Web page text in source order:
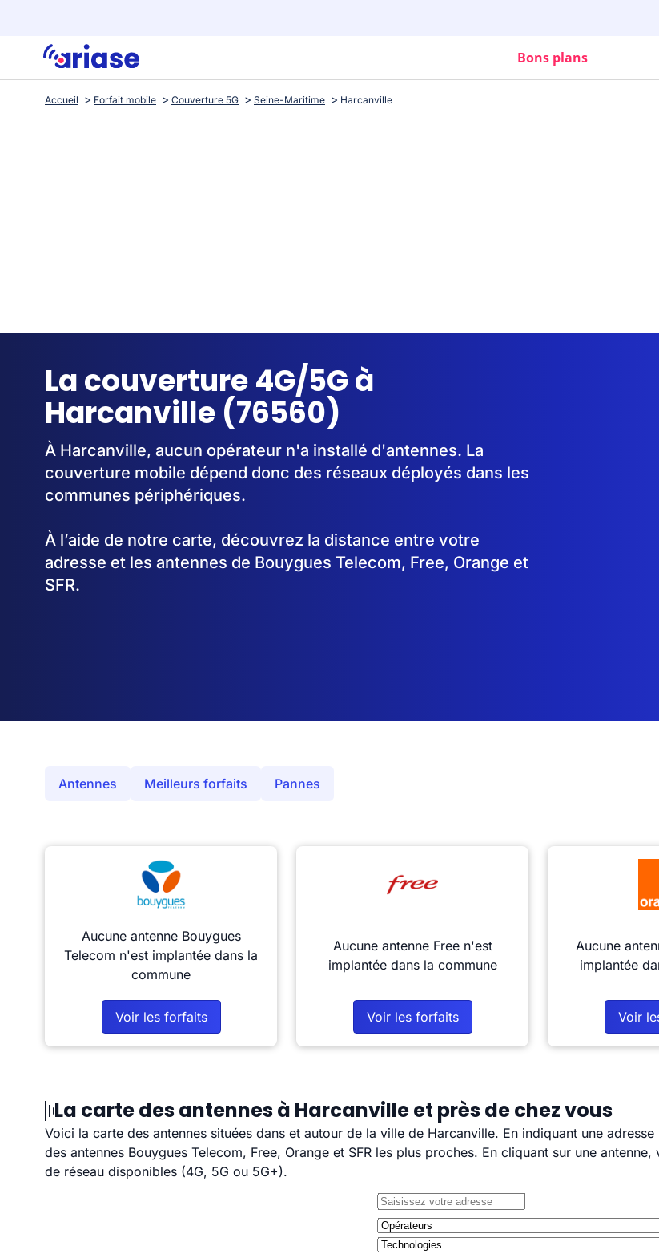
Bons plans
Accueil Forfait mobile Couverture 5G Seine-Maritime Harcanville
La couverture 4G/5G à
Harcanville (76560)
À Harcanville, aucun opérateur n'a installé d'antennes. La
couverture mobile dépend donc des réseaux déployés dans les
communes périphériques.
À l’aide de notre carte, découvrez la distance entre votre
adresse et les antennes de Bouygues Telecom, Free, Orange et
SFR.
Antennes Meilleurs forfaits Pannes
Aucune antenne Bouygues
Telecom n'est implantée dans la
commune
Voir les forfaits
Aucune antenne Free n'est
implantée dans la commune
Voir les forfaits
Aucune
implantée
Voir
La carte des antennes à Harcanville et près de chez vous
Voici la carte des antennes situées dans et autour de la ville de Harcanville. En indiquant une
des antennes Bouygues Telecom, Free, Orange et SFR les plus proches. En cliquant sur une
de réseau disponibles (4G, 5G ou 5G+).